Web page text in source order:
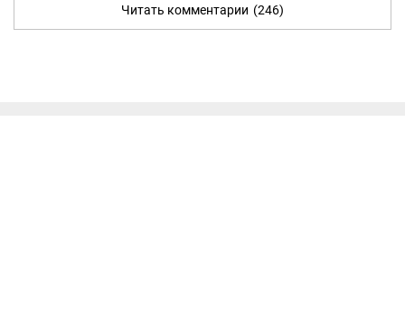
Читать комментарии (246)